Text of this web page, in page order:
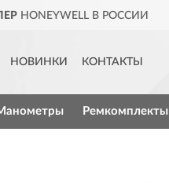
HONEYWELL В РОССИИ
НОВИНКИ КОНТАКТЫ
Ремкомплекты